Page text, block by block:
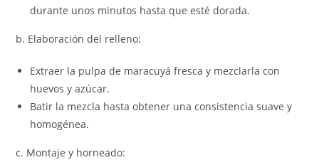
durante unos minutos hasta que esté dorada.
b. Elaboración del relleno:
Extraer la pulpa de maracuyá fresca y mezclarla con
huevos y azúcar.
Batir la mezcla hasta obtener una consistencia suave y
homogénea.
c. Montaje y horneado: